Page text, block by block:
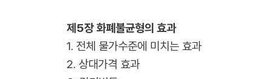
제5장 화폐불균형의 효과
1. 전체 물가수준에 미치는 효과
2. 상대가격 효과